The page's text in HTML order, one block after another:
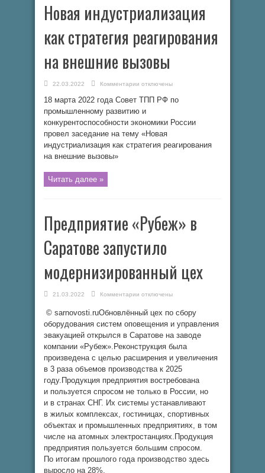
Новая индустриализация
как стратегия реагирования
на внешние вызовы
22.03.2022 Комментарии
Новая
индустриализация
как
стратегия
реагирования
внешние
отключены
18 марта 2022 года Совет ТПП РФ по
промышленному развитию и
конкурентоспособности экономики России
провел заседание на тему «Новая
индустриализация как стратегия реагирования
на внешние вызовы»
Читать далее »
Предприятие «Рубеж» в
Саратове запустило
модернизированный цех
21.03.2022 Комментарии
«Рубеж»
Саратове
запустило
модернизированный
цех
отключены
© sarnovosti.ruОбновлённый цех по сбору
оборудования систем оповещения и управления
эвакуацией открылся в Саратове на заводе
компании «Рубеж».Реконструкция была
произведена с целью расширения и увеличения
в 3 раза объемов производства к 2025
году.Продукция предприятия востребована
и пользуется спросом не только в России, но
и в странах СНГ. Их системы устанавливают
в жилых комплексах, гостиницах, спортивных
объектах и промышленных предприятиях, в том
числе на атомных электростанциях.Продукция
предприятия пользуется большим спросом.
По итогам прошлого года производство здесь
выросло на 28%.